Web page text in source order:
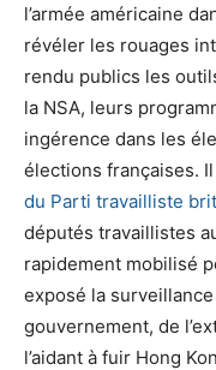
l’armée américaine
révéler les rouages
rendu publics les
la NSA, leurs
ingérence dans les
élections françaises.
du Parti travailliste
députés travaillistes
rapidement mobilisé
exposé la
gouvernement, de
l’aidant à fuir Hong